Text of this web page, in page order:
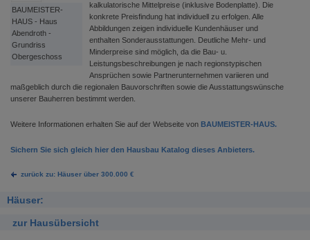
BAUMEISTER-
HAUS - Haus
Abendroth -
Grundriss
Obergeschoss
kalkulatorische Mittelpreise (inklusive Bodenplatte). Die
konkrete Preisfindung hat individuell zu erfolgen. Alle
Abbildungen zeigen individuelle Kundenhäuser und
enthalten Sonderausstattungen. Deutliche Mehr- und
Minderpreise sind möglich, da die Bau- u.
Leistungsbeschreibungen je nach regionstypischen
Ansprüchen sowie Partnerunternehmen variieren und
maßgeblich durch die regionalen Bauvorschriften sowie die Ausstattungswünsche
unserer Bauherren bestimmt werden.
Weitere Informationen erhalten Sie auf der Webseite von BAUMEISTER-HAUS.
Sichern Sie sich gleich hier den Hausbau Katalog dieses Anbieters.
zurück zu: Häuser über 300.000 €
Häuser:
zur Hausübersicht